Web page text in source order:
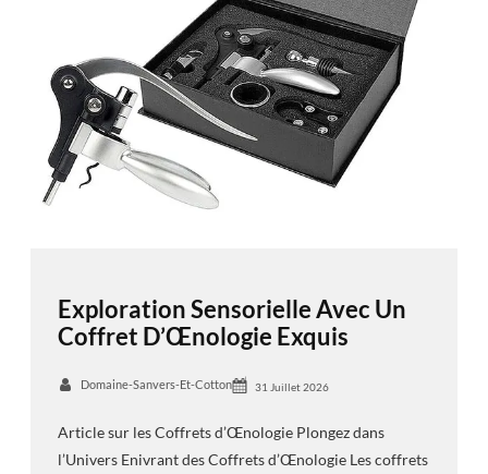
Exploration Sensorielle Avec Un
Coffret D’Œnologie Exquis
Domaine-Sanvers-Et-Cotton 31 Juillet 2026
Article sur les Coffrets d’Œnologie Plongez dans
l’Univers Enivrant des Coffrets d’Œnologie Les coffrets